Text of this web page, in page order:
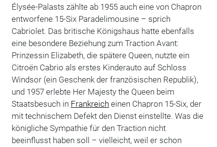
Élysée-Palasts zählte ab 1955 auch eine von Chapron
entworfene 15-Six Paradelimousine – sprich
Cabriolet. Das britische Königshaus hatte ebenfalls
eine besondere Beziehung zum Traction Avant:
Prinzessin Elizabeth, die spätere Queen, nutzte ein
Citroën Cabrio als erstes Kinderauto auf Schloss
Windsor (ein Geschenk der französischen Republik),
und 1957 erlebte Her Majesty the Queen beim
Staatsbesuch in Frankreich einen Chapron 15-Six, der
mit technischem Defekt den Dienst einstellte. Was die
königliche Sympathie für den Traction nicht
beeinflusst haben soll – vielleicht, weil er schon